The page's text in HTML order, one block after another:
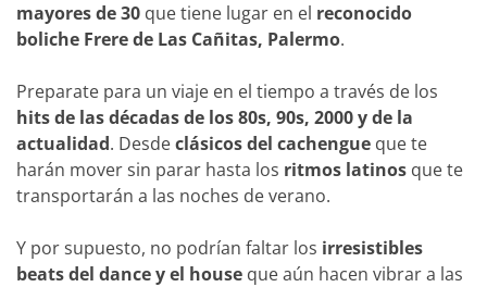
mayores de 30 que tiene lugar en el reconocido
boliche Frere de Las Cañitas, Palermo.
Preparate para un viaje en el tiempo a través de los
hits de las décadas de los 80s, 90s, 2000 y de la
actualidad. Desdeclásicos del cachengue que te
harán mover sin parar hasta los ritmos latinos que te
transportarán a las noches de verano.
Y por supuesto, no podrían faltar los irresistibles
beats del dance y el house que aún hacen vibrar a las